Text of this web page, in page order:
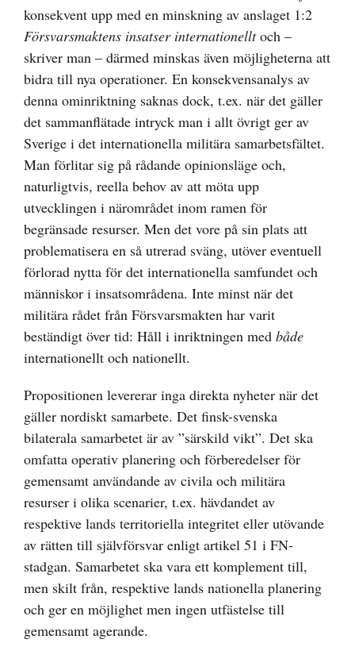
konsekvent upp med en minskning av anslaget 1:2
Försvarsmaktens insatser internationelltoch –
skriver man – därmed minskas även möjligheterna att
bidra till nya operationer. En konsekvensanalys av
denna ominriktning saknas dock, t.ex. när det gäller
det sammanflätade intryck man i allt övrigt ger av
Sverige i det internationella militära samarbetsfältet.
Man förlitar sig på rådande opinionsläge och,
naturligtvis, reella behov av att möta upp
utvecklingen i närområdet inom ramen för
begränsade resurser. Men det vore på sin plats att
problematisera en så utrerad sväng, utöver eventuell
förlorad nytta för det internationella samfundet och
människor i insatsområdena. Inte minst när det
militära rådet från Försvarsmakten har varit
beständigt över tid: Håll i inriktningen med både
internationellt och nationellt.
Propositionen levererar inga direkta nyheter när det
gäller nordiskt samarbete. Det finsk-svenska
bilaterala samarbetet är av ”särskild vikt”. Det ska
omfatta operativ planering och förberedelser för
gemensamt användande av civila och militära
resurser i olika scenarier, t.ex. hävdandet av
respektive lands territoriella integritet eller utövande
av rätten till självförsvar enligt artikel 51 i FN-
stadgan. Samarbetet ska vara ett komplement till,
men skilt från, respektive lands nationella planering
och ger en möjlighet men ingen utfästelse till
gemensamt agerande.